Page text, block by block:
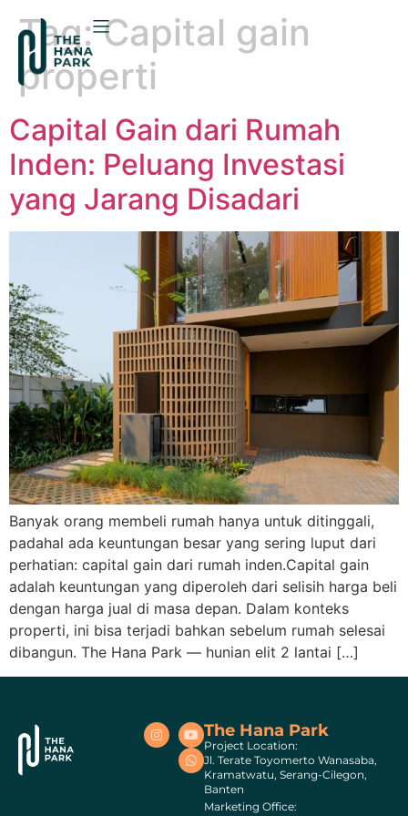
Tag:Capital gain
properti
Capital Gain dari Rumah
Inden: Peluang Investasi
yang Jarang Disadari
Banyak orang membeli rumah hanya untuk ditinggali,
padahal ada keuntungan besar yang sering luput dari
perhatian: capital gain dari rumah inden.Capital gain
adalah keuntungan yang diperoleh dari selisih harga beli
dengan harga jual di masa depan. Dalam konteks
properti, ini bisa terjadi bahkan sebelum rumah selesai
dibangun. The Hana Park — hunian elit 2 lantai […]
The Hana Park
Project Location:
Jl. Terate Toyomerto Wanasaba,
Kramatwatu, Serang-Cilegon,
Banten
Marketing Office: